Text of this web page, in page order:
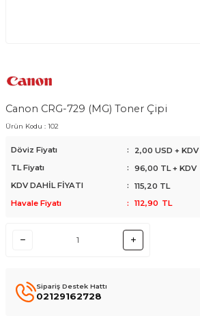
Canon CRG-729 (MG) Toner Çipi
Ürün Kodu : 102
Döviz Fiyatı :
2,00 USD + KDV
TL Fiyatı
: 96,00 TL + KDV
KDV DAHİL FİYATI
: 115,20 TL
Havale Fiyatı
: 112,90 TL
Sipariş Destek Hattı
02129162728